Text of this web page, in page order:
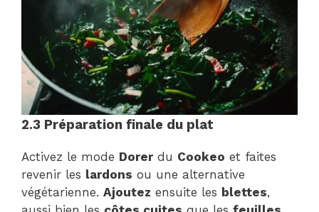
2.3 Préparation finale du plat
Activez le mode Dorerdu Cookeo et faites
revenir les lardons ou une alternative
végétarienne. Ajoutez ensuite les blettes,